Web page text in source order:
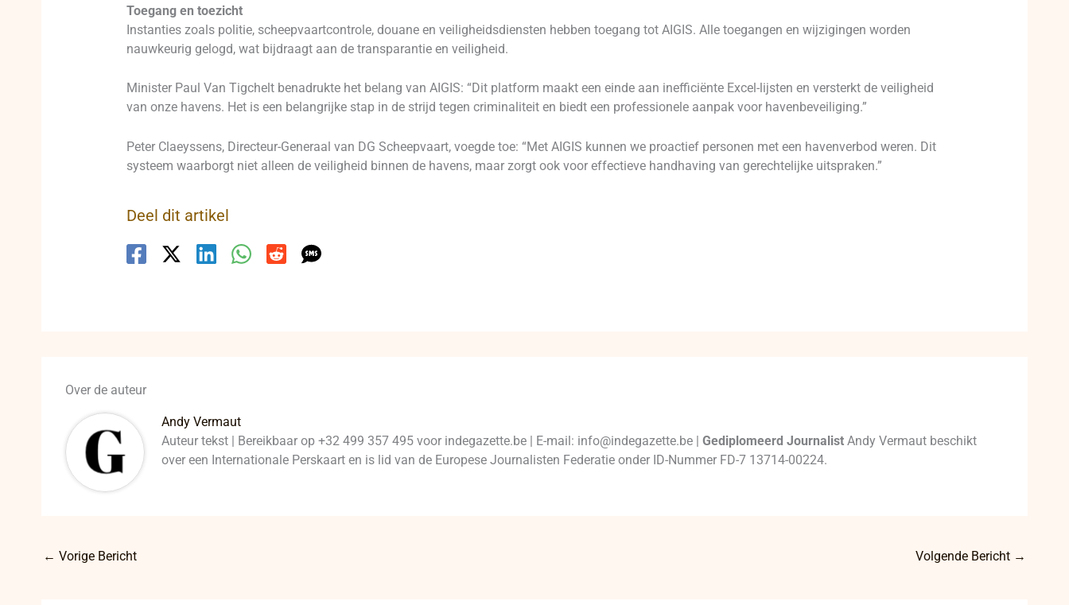
Toegang en toezicht
Instanties zoals politie, scheepvaartcontrole, douane en veiligheidsdiensten hebben toegang tot AIGIS. Alle toegangen en wijzigingen worden
nauwkeurig gelogd, wat bijdraagt aan de transparantie en veiligheid.
Minister Paul Van Tigchelt benadrukte het belang van AIGIS: “Dit platform maakt een einde aan inefficiënte Excel-lijsten en versterkt de veiligheid
van onze havens. Het is een belangrijke stap in de strijd tegen criminaliteit en biedt een professionele aanpak voor havenbeveiliging.”
Peter Claeyssens, Directeur-Generaal van DG Scheepvaart, voegde toe: “Met AIGIS kunnen we proactief personen met een havenverbod weren. Dit
systeem waarborgt niet alleen de veiligheid binnen de havens, maar zorgt ook voor effectieve handhaving van gerechtelijke uitspraken.”
Deel dit artikel
Over de auteur
Andy Vermaut
Auteur tekst | Bereikbaar op +32 499 357 495 voor indegazette.be | E-mail: info@indegazette.be |Gediplomeerd Journalist Andy Vermaut beschikt
over een Internationale Perskaart en is lid van de Europese Journalisten Federatie onder ID-Nummer FD-7 13714-00224.
← Vorige Bericht Volgende Bericht →